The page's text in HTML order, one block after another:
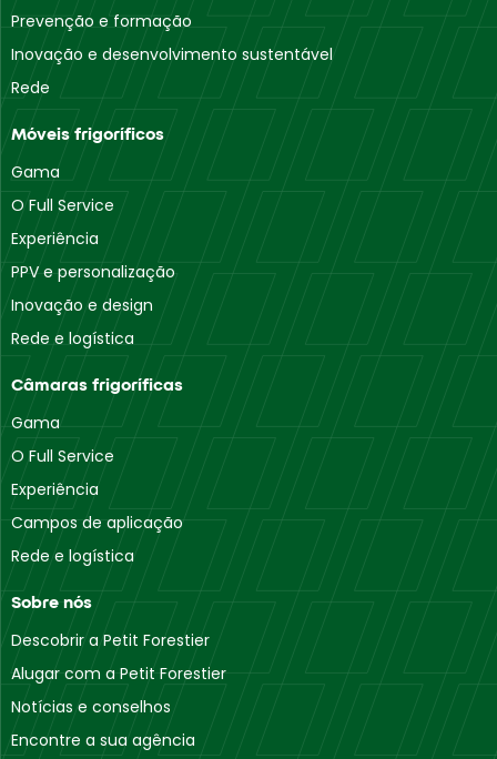
Prevenção e formação
Inovação e desenvolvimento sustentável
Rede
Móveis frigoríficos
Gama
O Full Service
Experiência
PPV e personalização
Inovação e design
Rede e logística
Câmaras frigoríficas
Gama
O Full Service
Experiência
Campos de aplicação
Rede e logística
Sobre nós
Descobrir a Petit Forestier
Alugar com a Petit Forestier
Notícias e conselhos
Encontre a sua agência